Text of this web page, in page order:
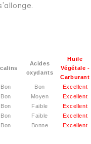
Acides
oxydants
Huile
Végétale -
Carburant
Bon Bon
Excellent
Bon Moyen
Excellent
Bon Faible
Excellent
Bon Faible
Excellent
Bon Bonne Excellent